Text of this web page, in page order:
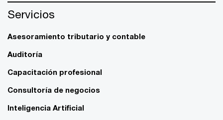
Servicios
Asesoramiento tributario y contable
Auditoría
Capacitación profesional
Consultoría de negocios
Inteligencia Artificial